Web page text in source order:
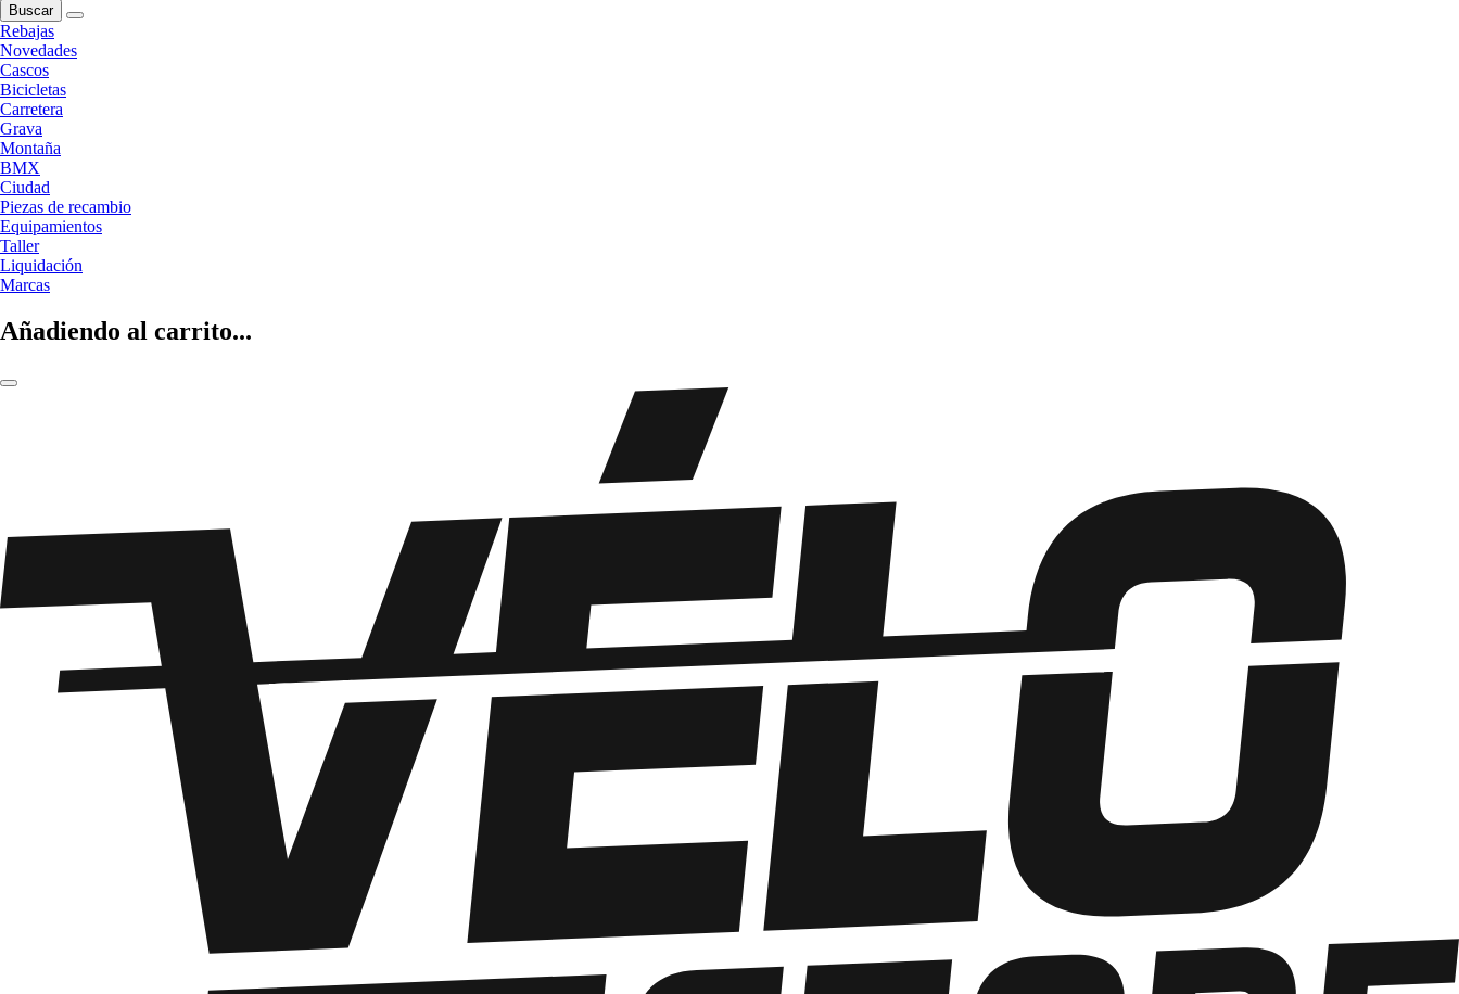
Buscar
Rebajas
Novedades
Cascos
Bicicletas
Carretera
Grava
Montaña
BMX
Ciudad
Piezas de recambio
Equipamientos
Taller
Liquidación
Marcas
Añadiendo al carrito...